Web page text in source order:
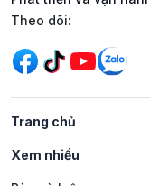
Mạng xã hội
Theo dõi:
Trang chủ
Xem nhiều